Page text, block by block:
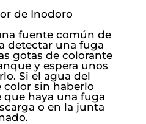
de Inodoro
fuente común de
detectar una fuga
gotas de colorante
y espera unos
Si el agua del
sin haberlo
que haya una fuga
o en la junta